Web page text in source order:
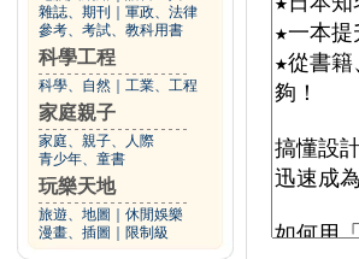
雜誌、期刊
軍政、法律
參考、考試、教科用書
科學工程
科學、自然 工業、工程
家庭親子
家庭、親子、人際
青少年、童書
玩樂天地
旅遊、地圖
休閒娛樂
漫畫、插圖
限制級